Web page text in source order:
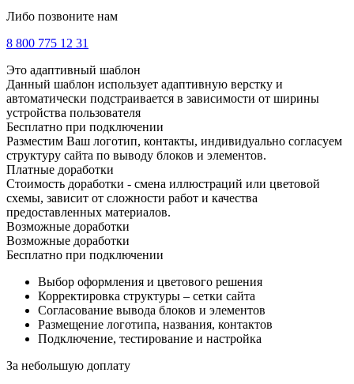
Либо позвоните нам
8 800 775 12 31
Это адаптивный шаблон
Данный шаблон использует адаптивную верстку и
автоматически подстраивается в зависимости от ширины
устройства пользователя
Бесплатно при подключении
Разместим Ваш логотип, контакты, индивидуально согласуем
структуру сайта по выводу блоков и элементов.
Платные доработки
Стоимость доработки - смена иллюстраций или цветовой
схемы, зависит от сложности работ и качества
предоставленных материалов.
Возможные доработки
Возможные доработки
Бесплатно при подключении
Выбор оформления и цветового решения
Корректировка структуры – сетки сайта
Согласование вывода блоков и элементов
Размещение логотипа, названия, контактов
Подключение, тестирование и настройка
За небольшую доплату